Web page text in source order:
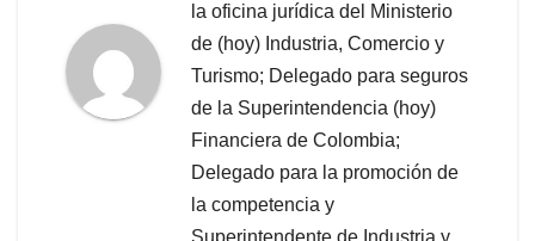
la oficina jurídica del Ministerio
de (hoy) Industria, Comercio y
Turismo; Delegado para seguros
de la Superintendencia (hoy)
Financiera de Colombia;
Delegado para la promoción de
la competencia y